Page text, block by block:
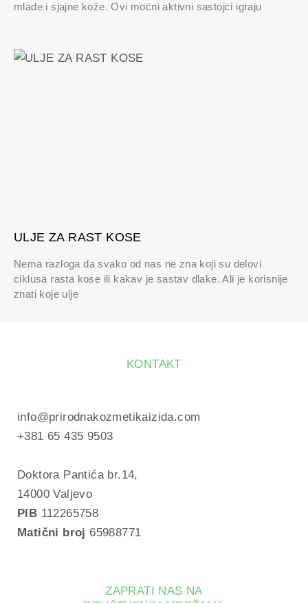
mlade i sjajne kože. Ovi moćni aktivni sastojci igraju
ULJE ZA RAST KOSE
Nema razloga da svako od nas ne zna koji su delovi
ciklusa rasta kose ili kakav je sastav dlake. Ali je korisnije
znati koje ulje
KONTAKT
info@prirodnakozmetikaizida.com
+381 65 435 9503
Doktora Pantića br.14,
14000 Valjevo
PIB 112265758
Matični broj 65988771
ZAPRATI NAS NA